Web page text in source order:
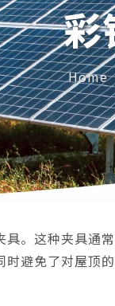
彩
Home
。这种夹具通
避免了对屋顶